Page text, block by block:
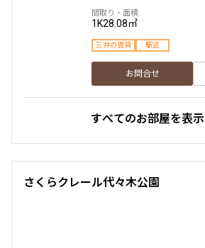
1K28.08㎡
三井の賃貸 駅近
お問合せ
すべてのお部屋を表示
さくらクレール代々木公園